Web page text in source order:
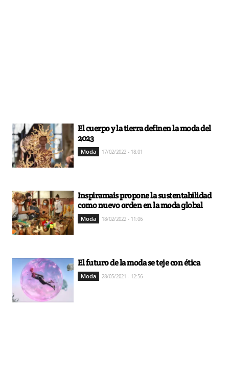
El cuerpo y la tierra definen la moda del
2023
Moda 17/02/2022 - 18:01
Inspiramais propone la sustentabilidad
como nuevo orden en la moda global
Moda 18/02/2022 - 11:06
El futuro de la moda se teje con ética
Moda 28/05/2021 - 12:56